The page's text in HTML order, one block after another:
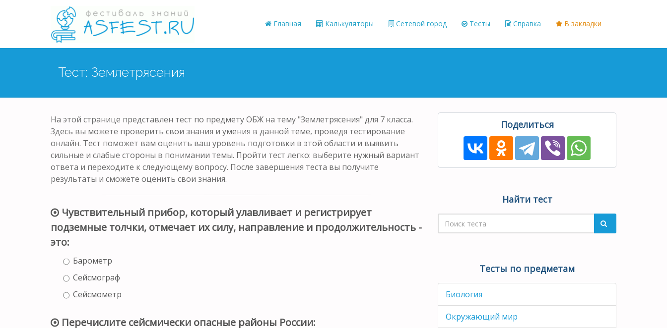
Главная Калькуляторы Сетевой город Тесты Справка В закладки
Тест: Землетрясения
На этой странице представлен тест по предмету ОБЖ на тему "Землетрясения" для 7 класса.
Здесь вы можете проверить свои знания и умения в данной теме, проведя тестирование
онлайн. Тест поможет вам оценить ваш уровень подготовки в этой области и выявить
сильные и слабые стороны в понимании темы. Пройти тест легко: выберите нужный вариант
ответа и переходите к следующему вопросу. После завершения теста вы получите
результаты и сможете оценить свои знания.
Чувствительный прибор, который улавливает и регистрирует
подземные толчки, отмечает их силу, направление и продолжительность -
это:
Барометр
Сейсмограф
Сейсмометр
Перечислите сейсмически опасные районы России:
Поделиться
Найти тест
Тесты по предметам
Биология
Окружающий мир